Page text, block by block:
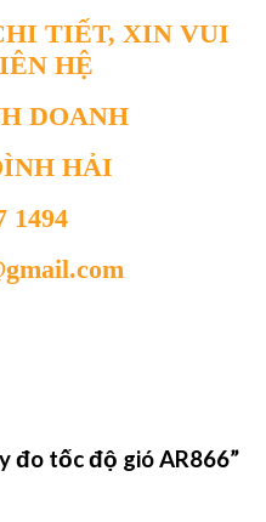
TIẾT, XIN VUI
HỆ
DOANH
HẢI
1494
đo tốc độ gió AR866”